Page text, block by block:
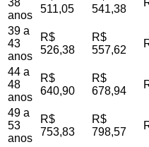
38
anos
511,05
541,38
39 a
43
anos
R$
526,38
R$
557,62
44 a
48
anos
R$
640,90
R$
678,94
49 a
53
anos
R$
753,83
R$
798,57